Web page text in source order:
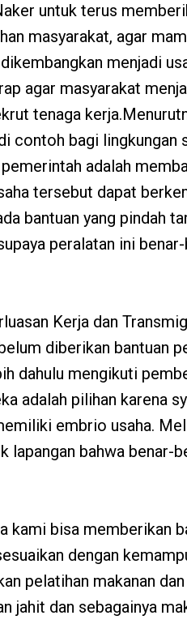
untuk terus
masyarakat, agar
menjadi
agar masyarakat
tenaga
contoh bagi lingkungan
adalah
tersebut dapat
bantuan yang pindah
peralatan ini
Kerja dan
diberikan bantuan
dahulu mengikuti
adalah pilihan karena
embrio usaha.
lapangan bahwa benar-
kami bisa memberikan
dengan
pelatihan makanan
jahit dan sebagainya